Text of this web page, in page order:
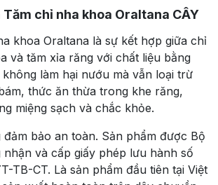
Tăm chỉ nha khoa Oraltana CÂY
khoa Oraltana là sự kết hợp giữa chỉ
và tăm xỉa răng với chất liệu bằng
không làm hại nướu mà vẫn loại trừ
thức ăn thừa trong khe răng,
miệng sạch và chắc khỏe.
đảm bảo an toàn. Sản phẩm được Bộ
nhận và cấp giấy phép lưu hành số
TB-CT. Là sản phẩm đầu tiên tại Việt